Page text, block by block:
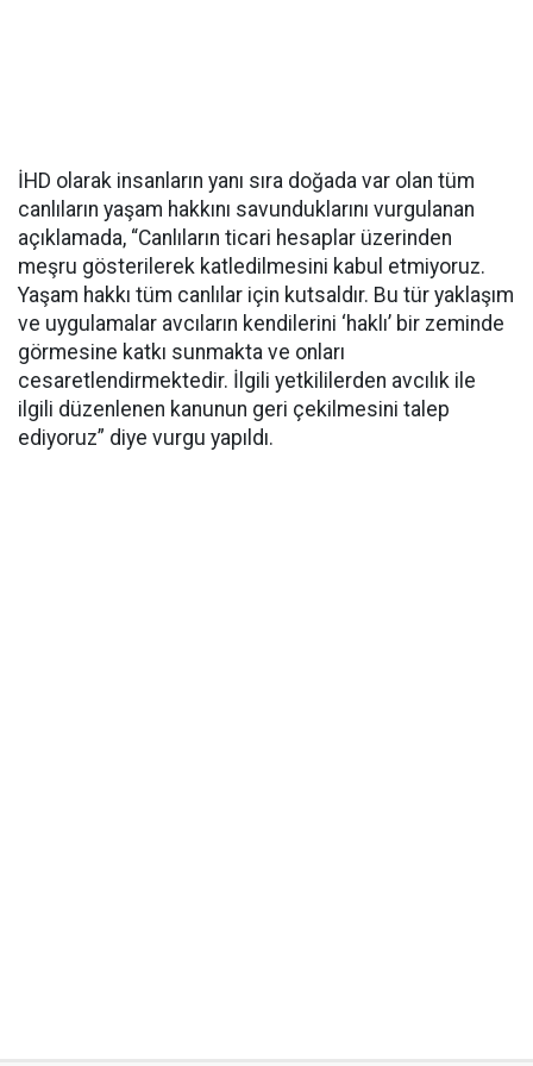
İHD olarak insanların yanı sıra doğada var olan tüm
canlıların yaşam hakkını savunduklarını vurgulanan
açıklamada, “Canlıların ticari hesaplar üzerinden
meşru gösterilerek katledilmesini kabul etmiyoruz.
Yaşam hakkı tüm canlılar için kutsaldır. Bu tür yaklaşım
ve uygulamalar avcıların kendilerini ‘haklı’ bir zeminde
görmesine katkı sunmakta ve onları
cesaretlendirmektedir. İlgili yetkililerden avcılık ile
ilgili düzenlenen kanunun geri çekilmesini talep
ediyoruz” diye vurgu yapıldı.